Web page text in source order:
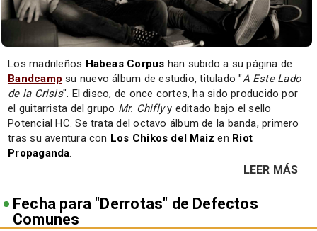
Los madrileños Habeas Corpus han subido a su página de
Bandcamp su nuevo álbum de estudio, titulado "A Este Lado
de la Crisis". El disco, de once cortes, ha sido producido por
el guitarrista del grupo Mr. Chiflyy editado bajo el sello
Potencial HC. Se trata del octavo álbum de la banda, primero
tras su aventura con Los Chikos del Maiz en Riot
Propaganda.
LEER MÁS
Fecha para "Derrotas" de Defectos
Comunes